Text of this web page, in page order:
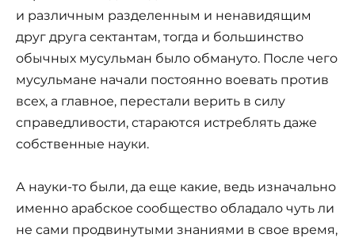
и различным разделенным и ненавидящим
друг друга сектантам, тогда и большинство
обычных мусульман было обмануто. После чего
мусульмане начали постоянно воевать против
всех, а главное, перестали верить в силу
справедливости, стараются истреблять даже
собственные науки.
А науки-то были, да еще какие, ведь изначально
именно арабское сообщество обладало чуть ли
не сами продвинутыми знаниями в свое время,